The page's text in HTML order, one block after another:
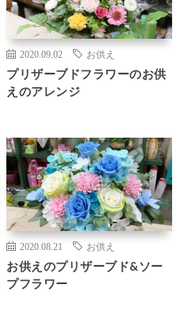
2020.09.02 お供え
プリザーブドフラワーのお供
えのアレンジ
2020.08.21 お供え
お供えのプリザーブド&ソー
プフラワー